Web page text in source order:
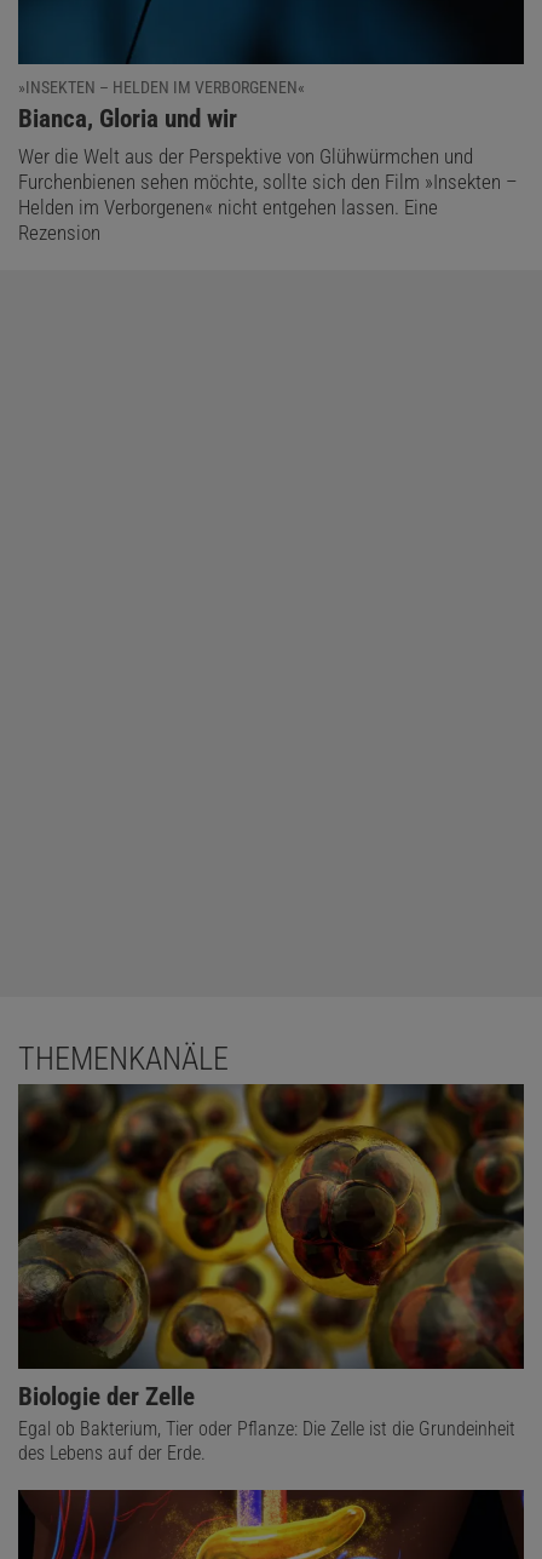
»INSEKTEN – HELDEN IM VERBORGENEN«
:
Bianca, Gloria und wir
Wer die Welt aus der Perspektive von Glühwürmchen und
Furchenbienen sehen möchte, sollte sich den Film »Insekten –
Helden im Verborgenen« nicht entgehen lassen. Eine
Rezension
THEMENKANÄLE
Biologie der Zelle
Egal ob Bakterium, Tier oder Pflanze: Die Zelle ist die Grundeinheit
des Lebens auf der Erde.